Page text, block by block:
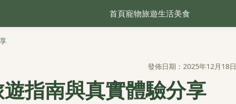
首頁寵物旅遊生活美食
發佈日期：2025年12月18日
指南與真實體驗分享